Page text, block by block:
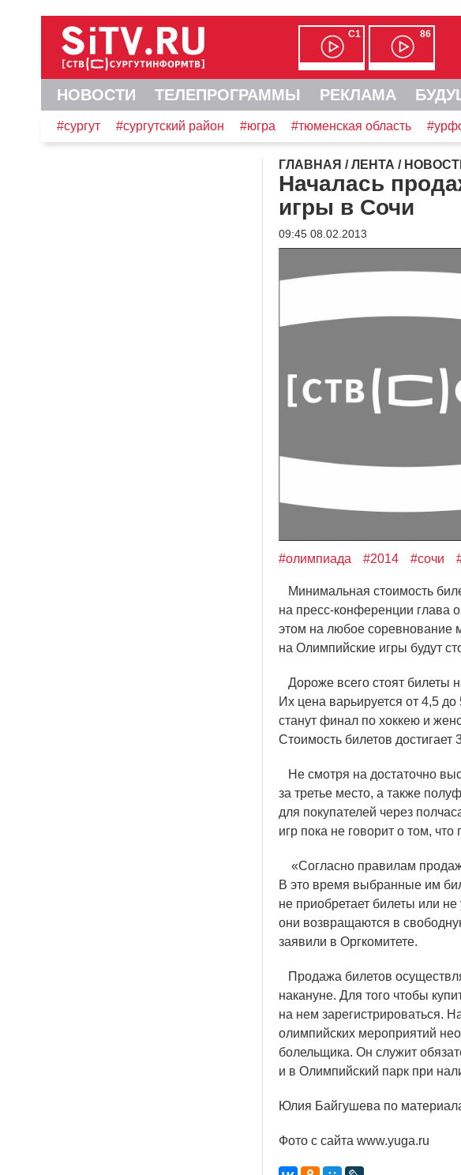
С1 86
НОВОСТИ ТЕЛЕПРОГРАММЫ РЕКЛАМА
#сургут #сургутский район #югра #тюменская область
ГЛАВНАЯ /ЛЕНТА /
Началась
игры в Сочи
09:45 08.02.2013
#олимпиада #2014 #сочи
Минимальная стоимость
на пресс-конференции глава
этом на любое соревнование
на Олимпийские игры будут
Дороже всего стоят билеты
Их цена варьируется от 4,5
станут финал по хоккею и
Стоимость билетов достигает
Не смотря на достаточно
за третье место, а также
для покупателей через
игр пока не говорит о том,
«Согласно правилам
В это время выбранные им
не приобретает билеты или
они возвращаются в
заявили в Оргкомитете.
Продажа билетов
накануне. Для того чтобы
на нем зарегистрироваться.
олимпийских мероприятий
болельщика. Он служит
и в Олимпийский парк при
Юлия Байгушева по
Фото с сайта www.yuga.ru